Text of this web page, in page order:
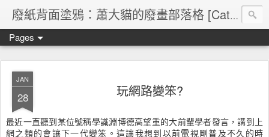
廢紙背面塗鴉：蕭大貓的廢畫部落格 [Cat's blog]
Pages
JAN
28 玩網路變笨?
最近一直聽到某位號稱學識淵博德高望重的大前輩學者發言，講到上
網之類的會讓下一代變笨。這讓我想到以前電視剛普及不久的時